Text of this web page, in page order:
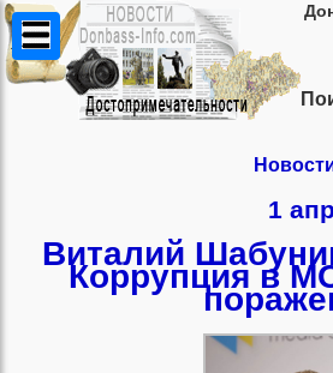
1
Виталий
Коррупция в